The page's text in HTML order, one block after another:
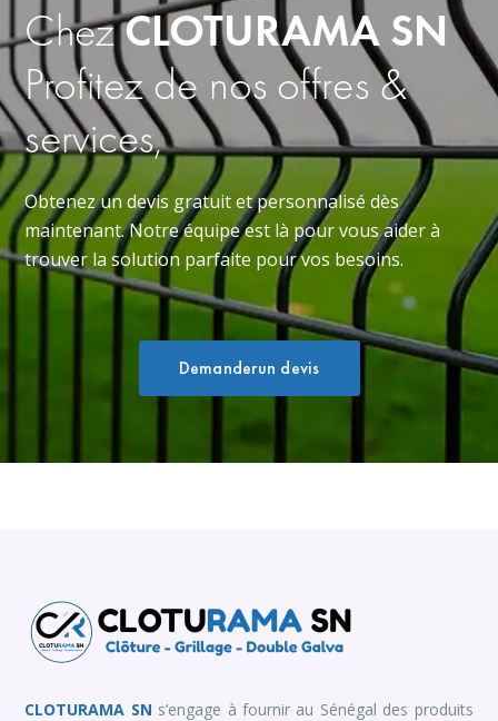
ChezCLOTURAMA SN
Profitez de nos offres &
services,
Obtenez un devis gratuit et personnalisé dès
maintenant. Notre équipe est là pour vous aider à
trouver la solution parfaite pour vos besoins.
Demanderun devis
CLOTURAMA SN s’engage à fournir au Sénégal des produits